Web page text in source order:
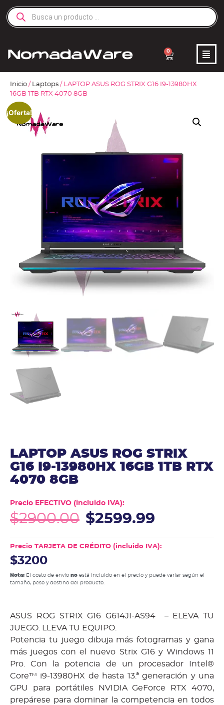
0
Inicio / Laptops / LAPTOP ASUS ROG STRIX G16 I9-13980HX
16GB 1TB RTX 4070 8GB
¡Oferta!
LAPTOP ASUS ROG STRIX
G16 I9-13980HX 16GB 1TB RTX
4070 8GB
Precio EFECTIVO (incluido IVA):
$2900.00 $2599.99
Precio TARJETA DE CRÉDITO (incluido IVA):
$3200
Nota: El costo de envío no está incluido en el precio y puede variar según el
tamaño, peso y destino del producto.
ASUS ROG STRIX G16 G614JI-AS94 – ELEVA TU
JUEGO. LLEVA TU EQUIPO.
Potencia tu juego dibuja más fotogramas y gana
más juegos con el nuevo Strix G16 y Windows 11
Pro. Con la potencia de un procesador Intel®
Core™ i9-13980HX de hasta 13.ª generación y una
GPU para portátiles NVIDIA GeForce RTX 4070,
prepárese para dominar la competencia en todos